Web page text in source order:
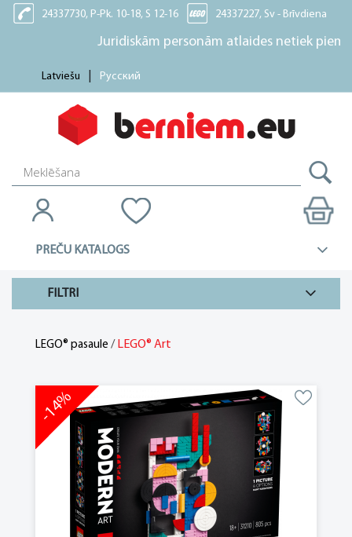
24337730, P-Pk. 10-18, S 12-16 24337227, Sv - Brīvdiena
Juridiskām personām atlaides netiek piemērotas!
Latviešu Русский
PREČU KATALOGS
FILTRI
LEGO® pasaule / LEGO® Art
-14%